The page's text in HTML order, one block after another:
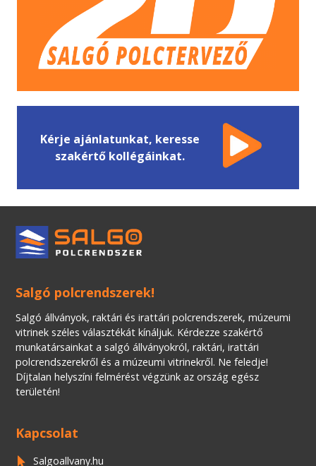
Kérje ajánlatunkat, keresse
szakértő kollégáinkat.
Salgó polcrendszerek!
Salgó állványok, raktári és irattári polcrendszerek, múzeumi
vitrinek széles választékát kínáljuk. Kérdezze szakértő
munkatársainkat a salgó állványokról, raktári, irattári
polcrendszerekről és a múzeumi vitrinekről. Ne feledje!
Díjtalan helyszíni felmérést végzünk az ország egész
területén!
Kapcsolat
 Salgoallvany.hu